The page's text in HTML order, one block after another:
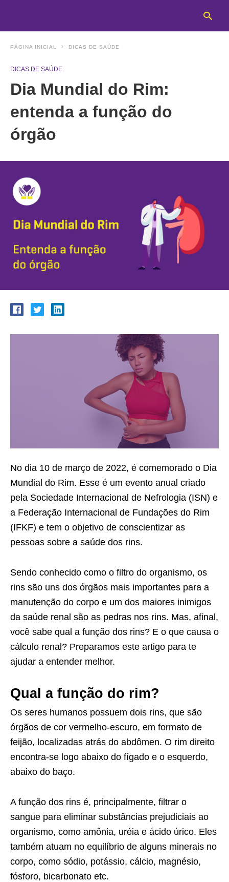
PÁGINA INICIAL DICAS DE SAÚDE
DICAS DE SAÚDE
Dia Mundial do Rim:
entenda a função do
órgão
No dia 10 de março de 2022, é comemorado o Dia
Mundial do Rim. Esse é um evento anual criado
pela Sociedade Internacional de Nefrologia (ISN) e
a Federação Internacional de Fundações do Rim
(IFKF) e tem o objetivo de conscientizar as
pessoas sobre a saúde dos rins.
Sendo conhecido como o filtro do organismo, os
rins são uns dos órgãos mais importantes para a
manutenção do corpo e um dos maiores inimigos
da saúde renal são as pedras nos rins. Mas, afinal,
você sabe qual a função dos rins? E o que causa o
cálculo renal? Preparamos este artigo para te
ajudar a entender melhor.
Qual a função do rim?
Os seres humanos possuem dois rins, que são
órgãos de cor vermelho-escuro, em formato de
feijão, localizadas atrás do abdômen. O rim direito
encontra-se logo abaixo do fígado e o esquerdo,
abaixo do baço.
A função dos rins é, principalmente, filtrar o
sangue para eliminar substâncias prejudiciais ao
organismo, como amônia, uréia e ácido úrico. Eles
também atuam no equilíbrio de alguns minerais no
corpo, como sódio, potássio, cálcio, magnésio,
fósforo, bicarbonato etc.